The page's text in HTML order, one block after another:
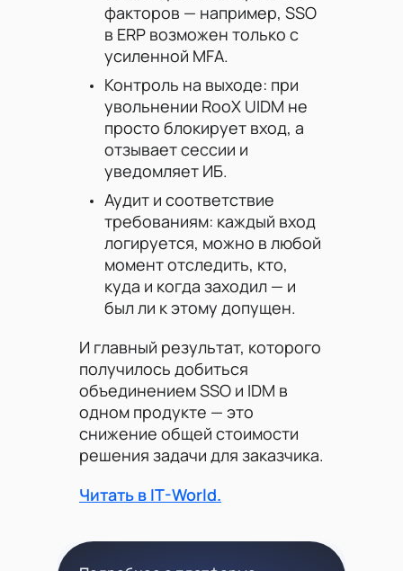
факторов — например, SSO
в ERP возможен только с
усиленной MFA.
Контроль на выходе: при
увольнении RooX UIDM не
просто блокирует вход, а
отзывает сессии и
уведомляет ИБ.
Аудит и соответствие
требованиям: каждый вход
логируется, можно в любой
момент отследить, кто,
куда и когда заходил — и
был ли к этому допущен.
И главный результат, которого
получилось добиться
объединением SSO и IDM в
одном продукте — это
снижение общей стоимости
решения задачи для заказчика.
Читать в IT-World.